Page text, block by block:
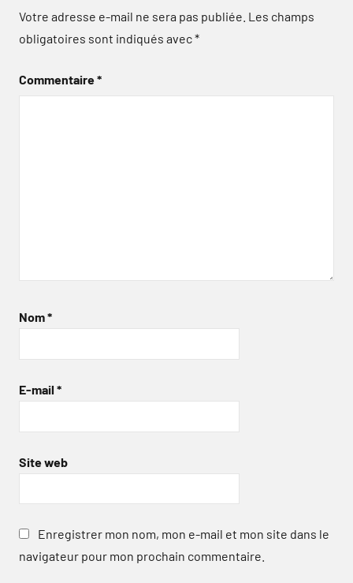
Votre adresse e-mail ne sera pas publiée. Les champs
obligatoires sont indiqués avec*
Commentaire*
Nom*
E-mail *
Site web
Enregistrer mon nom, mon e-mail et mon site dans le
navigateur pour mon prochain commentaire.